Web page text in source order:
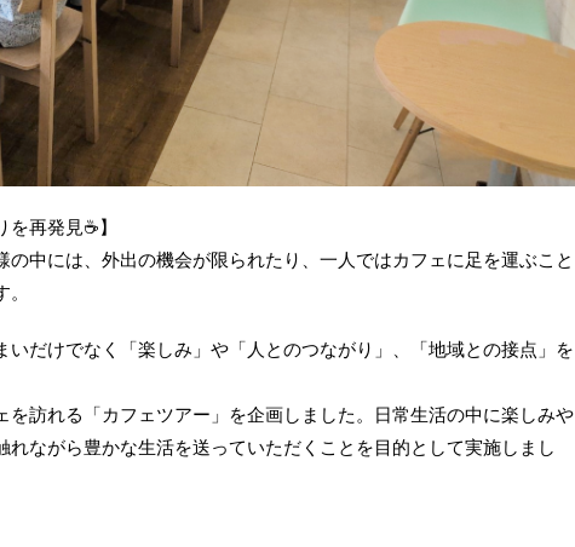
再発見☕】
中には、外出の機会が限られたり、一人ではカフェに足を運ぶこと
だけでなく「楽しみ」や「人とのつながり」、「地域との接点」を
訪れる「カフェツアー」を企画しました。日常生活の中に楽しみや
ながら豊かな生活を送っていただくことを目的として実施しまし